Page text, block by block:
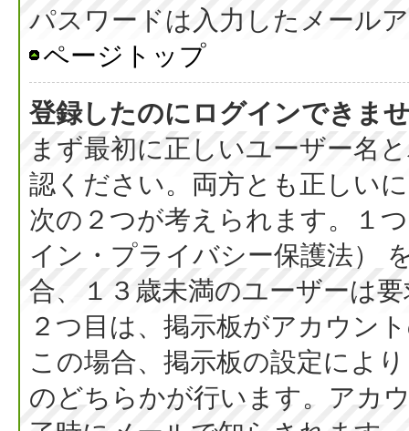
パスワードは入力したメール
ページトップ
登録したのにログインできま
まず最初に正しいユーザー名
認ください。両方とも正しい
次の２つが考えられます。１
イン・プライバシー保護法）
合、１３歳未満のユーザーは
２つ目は、掲示板がアカウン
この場合、掲示板の設定によ
のどちらかが行います。アカ